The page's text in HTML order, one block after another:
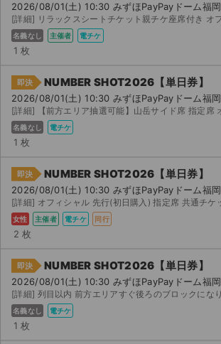
サイト情報
チケットジャム運営会社
プライバシーポリシー
特定商取引法に基づく表記
2026/08/01(土) 10:30 みずほPayPayドーム福岡
名義なし 主催者 電チケ
1 枚
即決 NUMBER SHOT2026【単日券】
2026/08/01(土) 10:30 みずほPayPayドーム福岡
名義なし 電チケ
1 枚
即決 NUMBER SHOT2026【単日券】
2026/08/01(土) 10:30 みずほPayPayドーム福岡
女性 主催者 電チケ 同行
2 枚
即決 NUMBER SHOT2026【単日券】
2026/08/01(土) 10:30 みずほPayPayドーム福岡
名義なし 電チケ
1 枚